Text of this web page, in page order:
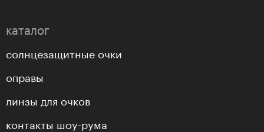
каталог
солнцезащитные очки
оправы
линзы для очков
контакты шоу-рума